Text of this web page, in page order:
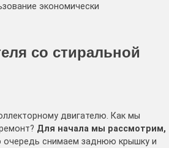
экономически
со стиральной
двигателю. Как мы
Для начала мы рассмотрим,
очередь снимаем заднюю крышку и